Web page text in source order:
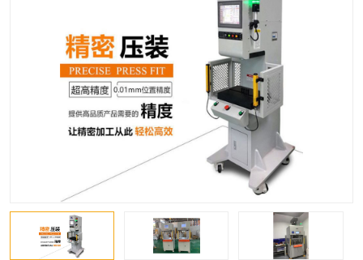
精密伺服压力机
伺服压力机